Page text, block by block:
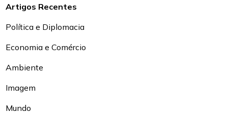
Artigos Recentes
Política e Diplomacia
Economia e Comércio
Ambiente
Imagem
Mundo